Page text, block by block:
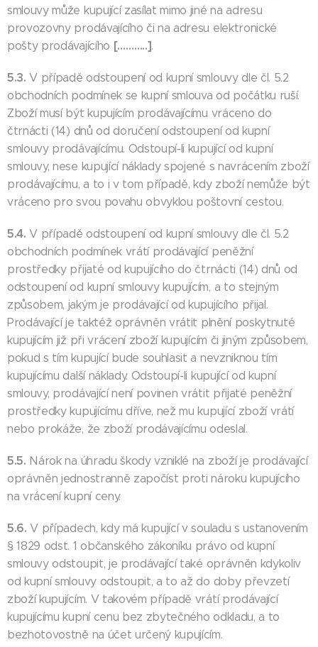
smlouvy může kupující zasílat mimo jiné na adresu
provozovny prodávajícího či na adresu elektronické
pošty prodávajícího [………..].
5.3.V případě odstoupení od kupní smlouvy dle čl. 5.2
obchodních podmínek se kupní smlouva od počátku ruší.
Zboží musí být kupujícím prodávajícímu vráceno do
čtrnácti (14) dnů od doručení odstoupení od kupní
smlouvy prodávajícímu. Odstoupí-li kupující od kupní
smlouvy, nese kupující náklady spojené s navrácením zboží
prodávajícímu, a to i v tom případě, kdy zboží nemůže být
vráceno pro svou povahu obvyklou poštovní cestou.
5.4.V případě odstoupení od kupní smlouvy dle čl. 5.2
obchodních podmínek vrátí prodávající peněžní
prostředky přijaté od kupujícího do čtrnácti (14) dnů od
odstoupení od kupní smlouvy kupujícím, a to stejným
způsobem, jakým je prodávající od kupujícího přijal.
Prodávající je taktéž oprávněn vrátit plnění poskytnuté
kupujícím již při vrácení zboží kupujícím či jiným způsobem,
pokud s tím kupující bude souhlasit a nevzniknou tím
kupujícímu další náklady. Odstoupí-li kupující od kupní
smlouvy, prodávající není povinen vrátit přijaté peněžní
prostředky kupujícímu dříve, než mu kupující zboží vrátí
nebo prokáže, že zboží prodávajícímu odeslal.
5.5. Nárok na úhradu škody vzniklé na zboží je prodávající
oprávněn jednostranně započíst proti nároku kupujícího
na vrácení kupní ceny.
5.6.V případech, kdy má kupující v souladu s ustanovením
§ 1829 odst. 1 občanského zákoníku právo od kupní
smlouvy odstoupit, je prodávající také oprávněn kdykoliv
od kupní smlouvy odstoupit, a to až do doby převzetí
zboží kupujícím. V takovém případě vrátí prodávající
kupujícímu kupní cenu bez zbytečného odkladu, a to
bezhotovostně na účet určený kupujícím.